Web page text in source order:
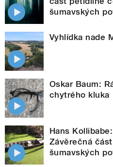
šumavských
Vyhlídka nade
Oskar Baum:
chytrého kluka
Hans
Závěrečná
šumavských